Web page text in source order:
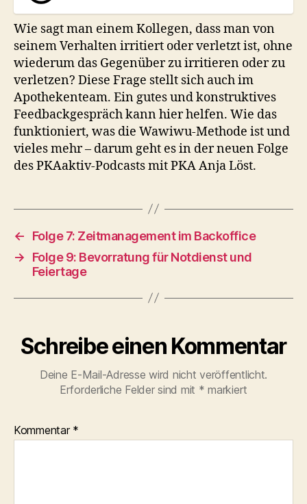
Wie sagt man einem Kollegen, dass man von
seinem Verhalten irritiert oder verletzt ist, ohne
wiederum das Gegenüber zu irritieren oder zu
verletzen? Diese Frage stellt sich auch im
Apothekenteam. Ein gutes und konstruktives
Feedbackgespräch kann hier helfen. Wie das
funktioniert, was die Wawiwu-Methode ist und
vieles mehr – darum geht es in der neuen Folge
des PKAaktiv-Podcasts mit PKA Anja Löst.
←
Folge 7: Zeitmanagement im Backoffice
→
Folge 9: Bevorratung für Notdienst und
Feiertage
Schreibe einen Kommentar
Deine E-Mail-Adresse wird nicht veröffentlicht.
Erforderliche Felder sind mit * markiert
Kommentar *